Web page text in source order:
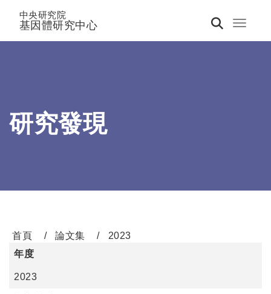
Toggle
中央研究院
基因體研究中心
研究發現
首頁 論文集
2023
年度
2023